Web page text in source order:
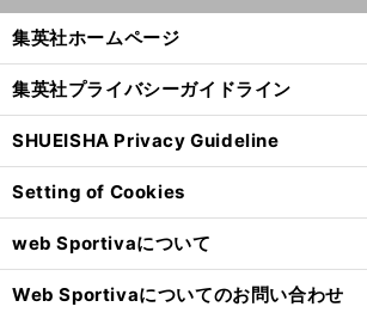
集英社ホームページ
集英社プライバシーガイドライン
SHUEISHA Privacy Guideline
Setting of Cookies
web Sportivaについて
Web Sportivaについてのお問い合わせ